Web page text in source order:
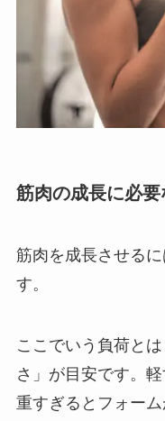
筋肉の成長に必要
筋肉を成長させるに
す。
ここでいう負荷と
さ」が目安です。
重すぎるとフォー